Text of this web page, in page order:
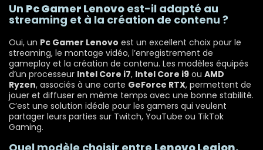
Un Pc Gamer Lenovo est-il adapté au
streaming et à la création de contenu ?
Oui, un Pc Gamer Lenovo est un excellent choix pour le
streaming, le montage vidéo, l’enregistrement de
gameplay et la création de contenu. Les modèles équipés
d’un processeur Intel Core i7, Intel Core i9 ou AMD
Ryzen, associés à une carte GeForce RTX, permettent de
jouer et diffuser en même temps avec une bonne stabilité.
C’est une solution idéale pour les gamers qui veulent
partager leurs parties sur Twitch, YouTube ou TikTok
Gaming.